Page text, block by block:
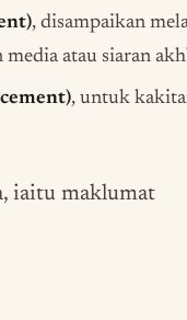
, disampaikan
atau siaran
, untuk
iaitu maklumat